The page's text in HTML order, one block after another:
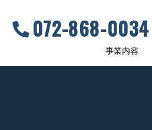
072-868-0034
事業内容